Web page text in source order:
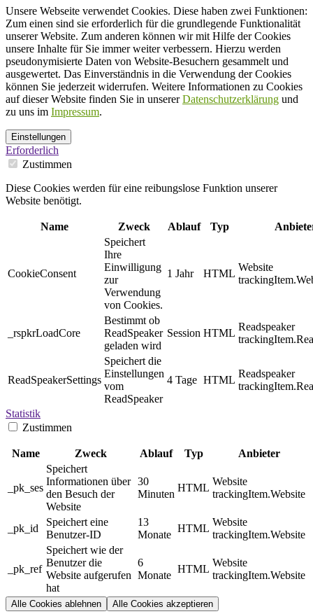
Unsere Webseite verwendet Cookies. Diese haben zwei Funktionen:
Zum einen sind sie erforderlich für die grundlegende Funktionalität
unserer Website. Zum anderen können wir mit Hilfe der Cookies
unsere Inhalte für Sie immer weiter verbessern. Hierzu werden
pseudonymisierte Daten von Website-Besuchern gesammelt und
ausgewertet. Das Einverständnis in die Verwendung der Cookies
können Sie jederzeit widerrufen. Weitere Informationen zu Cookies
auf dieser Website finden Sie in unsererDatenschutzerklärung und
zu uns im Impressum.
Einstellungen
Erforderlich
Zustimmen
Diese Cookies werden für eine reibungslose Funktion unserer
Website benötigt.
Name Zweck Ablauf Typ
CookieConsent
Speichert
Ihre
Einwilligung
zur
Verwendung
von Cookies.
1 Jahr HTML
Website
_rspkrLoadCore
Bestimmt ob
ReadSpeaker
geladen wird
Session HTML
Readspeaker
ReadSpeakerSettings
Speichert die
Einstellungen
vom
ReadSpeaker
4 Tage HTML
Readspeaker
Statistik
Zustimmen
Name Zweck Ablauf Typ Anbieter
_pk_ses
Speichert
Informationen über
den Besuch der
Website
30
Minuten
HTML
Website
trackingItem.Website
_pk_id
Speichert eine
Benutzer-ID
13
Monate
HTML
Website
trackingItem.Website
_pk_ref
Speichert wie der
Benutzer die
Website aufgerufen
hat
6
Monate
HTML
Website
trackingItem.Website
Alle Cookies ablehnen Alle Cookies akzeptieren